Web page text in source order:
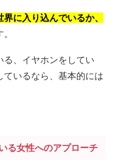
界に入り込んでいるか、
、イヤホンをしてい
ているなら、基本的には
る女性へのアプローチ